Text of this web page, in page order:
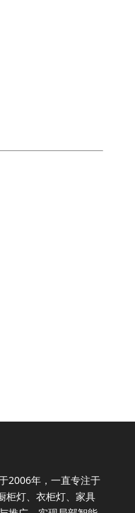
2006年，一直专注于
柜灯、衣柜灯、家具